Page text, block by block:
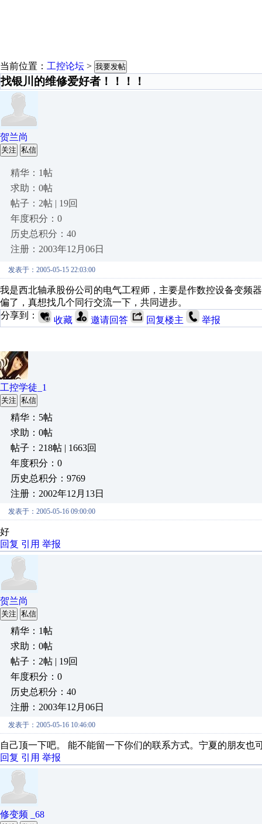
当前位置： 工控论坛 > 我要发帖
找银川的维修爱好者！！！！
贺兰尚
关注 私信
精华：1帖
求助：0帖
帖子：2帖 | 19回
年度积分：0
历史总积分：40
注册：2003年12月06日
发表于：2005-05-15 22:03:00
我是西北轴承股份公司的电气工程师，主要是作数控设备变频
偏了，真想找几个同行交流一下，共同进步。
分享到：
收藏 邀请回答 回复楼主 举报
工控学徒_1
关注 私信
精华：5帖
求助：0帖
帖子：218帖 | 1663回
年度积分：0
历史总积分：9769
注册：2002年12月13日
发表于：2005-05-16 09:00:00
好
回复 引用 举报
贺兰尚
关注 私信
精华：1帖
求助：0帖
帖子：2帖 | 19回
年度积分：0
历史总积分：40
注册：2003年12月06日
发表于：2005-05-16 10:46:00
自己顶一下吧。 能不能留一下你们的联系方式。宁夏的朋友也
回复 引用 举报
修变频 _68